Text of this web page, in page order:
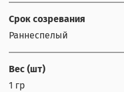
Срок созревания
Раннеспелый
Вес (шт)
1 гр